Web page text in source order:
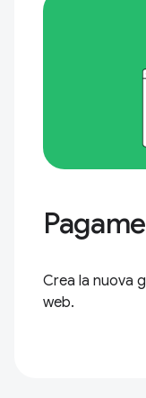
Crea la nuova
web.